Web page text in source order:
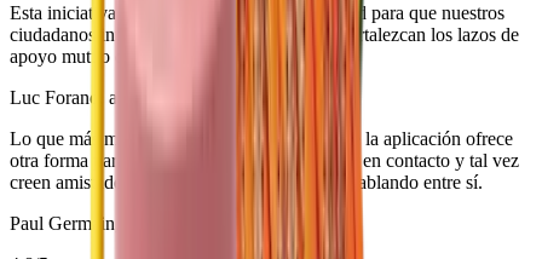
Esta iniciativa representa una gran oportunidad para que nuestros
ciudadanos intercambien, se comuniquen y fortalezcan los lazos de
apoyo mutuo dentro de nuestra comunidad.
Luc Forand, alcalde de Saint-Césaire
Lo que más me entusiasma es el hecho de que la aplicación ofrece
otra forma para que los ciudadanos se pongan en contacto y tal vez
creen amistades. No hay suficientes vecinos hablando entre sí.
Paul Germain, alcalde de Prévost